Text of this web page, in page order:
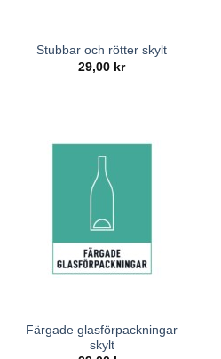
Stubbar och rötter skylt
29,00 kr
Färgade glasförpackningar
skylt